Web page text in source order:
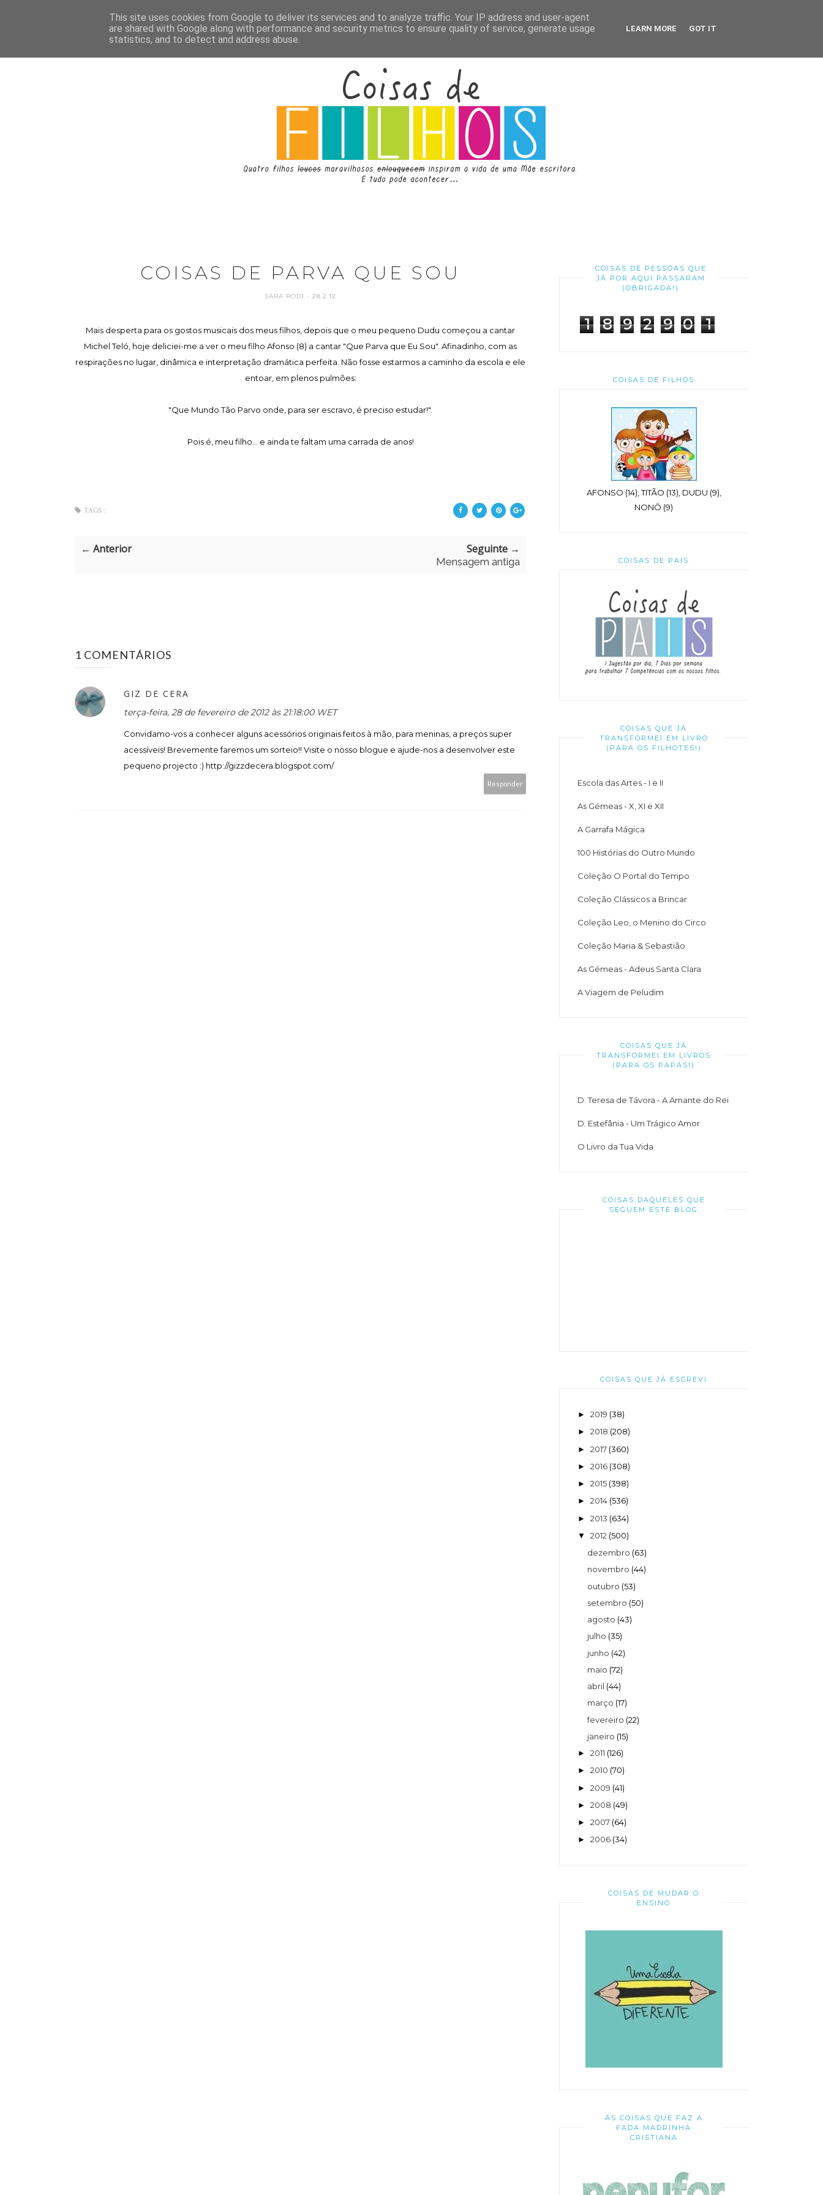
COISAS DE PARVA QUE SOU
SARA RODI - 28.2.12
Mais desperta para os gostos musicais dos meus filhos, depois que o meu pequeno Dudu começou a cantar
Michel Teló, hoje deliciei-me a ver o meu filho Afonso (8) a cantar "Que Parva que Eu Sou". Afinadinho, com as
respirações no lugar, dinâmica e interpretação dramática perfeita. Não fosse estarmos a caminho da escola e ele
entoar, em plenos pulmões:
"Que Mundo Tão Parvo onde, para ser escravo, é preciso estudar!".
Pois é, meu filho... e ainda te faltam uma carrada de anos!
TAGS :
← Anterior Seguinte →
Mensagem antiga
1 COMENTÁRIOS
GIZ DE CERA
terça-feira, 28 de fevereiro de 2012 às 21:18:00 WET
Convidamo-vos a conhecer alguns acessórios originais feitos à mão, para meninas, a preços super
acessíveis! Brevemente faremos um sorteio!! Visite o nosso blogue e ajude-nos a desenvolver este
pequeno projecto :) http://gizzdecera.blogspot.com/
Responder
COISAS DE PESSOAS QUE
JÁ POR AQUI PASSARAM
(OBRIGADA!)
1 8 9 2 9 0 1
COISAS DE FILHOS
AFONSO (14), TITÃO (13), DUDU (9),
NONÔ (9)
COISAS DE PAIS
COISAS QUE JÁ
TRANSFORMEI EM LIVRO
(PARA OS FILHOTES!)
Escola das Artes - I e II
As Gémeas - X, XI e XII
A Garrafa Mágica
100 Histórias do Outro Mundo
Coleção O Portal do Tempo
Coleção Clássicos a Brincar
Coleção Leo, o Menino do Circo
Coleção Maria & Sebastião
As Gémeas - Adeus Santa Clara
A Viagem de Peludim
COISAS QUE JÁ
TRANSFORMEI EM LIVROS
(PARA OS PAPÁS!)
D. Teresa de Távora - A Amante do Rei
D. Estefânia - Um Trágico Amor
O Livro da Tua Vida
COISAS DAQUELES QUE
SEGUEM ESTE BLOG
COISAS QUE JÁ ESCREVI
► 2019 (38)
► 2018 (208)
► 2017 (360)
► 2016 (308)
► 2015 (398)
► 2014 (536)
► 2013 (634)
▼ 2012 (500)
dezembro (63)
novembro (44)
outubro (53)
setembro (50)
agosto (43)
julho (35)
junho (42)
maio (72)
abril (44)
março (17)
fevereiro (22)
janeiro (15)
► 2011 (126)
► 2010 (70)
► 2009 (41)
► 2008 (49)
► 2007 (64)
► 2006 (34)
COISAS DE MUDAR O
ENSINO
AS COISAS QUE FAZ A
FADA MADRINHA
CRISTIANA
This site uses cookies from Google to deliver its services and to analyze traffic. Your IP address and user-agent
are shared with Google along with performance and security metrics to ensure quality of service, generate usage
statistics, and to detect and address abuse.
LEARN MORE GOT IT